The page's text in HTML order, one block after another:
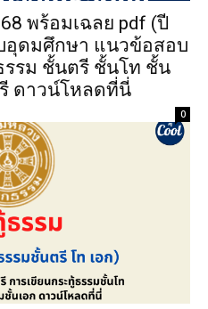
พร้อมเฉลย pdf (ปี
อุดมศึกษา แนวข้อสอบ
รม ชั้นตรี ชั้นโท ชั้น
ดาวน์โหลดที่นี่
0